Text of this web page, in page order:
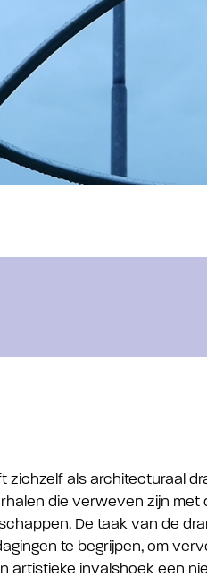
zichzelf als architecturaal
die verweven zijn met
De taak van de
te begrijpen, om
artistieke invalshoek een